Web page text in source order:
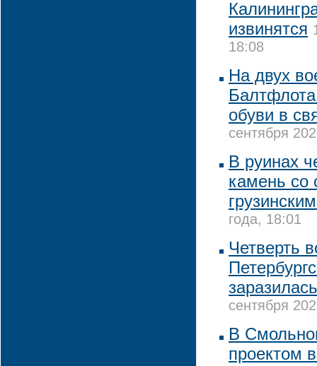
извинятся
18:08
На двух
обуви в
сентября
В руинах
камень со
года, 18:01
Четверть
сентября
В
проектом